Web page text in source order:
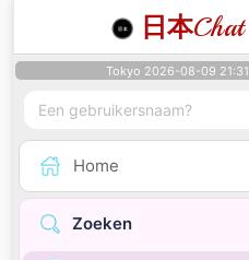
日本Chat
Tokyo 2026-08-09 21:31
Home
Zoeken